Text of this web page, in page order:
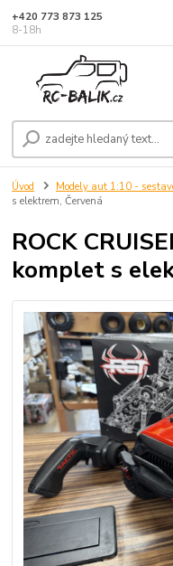
+420 773 873 125
8-18h
Úvod Modely aut 1:10 -
s elektrem, Červená
ROCK
komplet s